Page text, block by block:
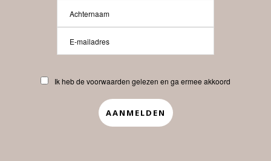
Laat meer posts zien
Beauty-Pro.nl
Abonneren
Ik heb de voorwaarden gelezen en ga ermee akkoord